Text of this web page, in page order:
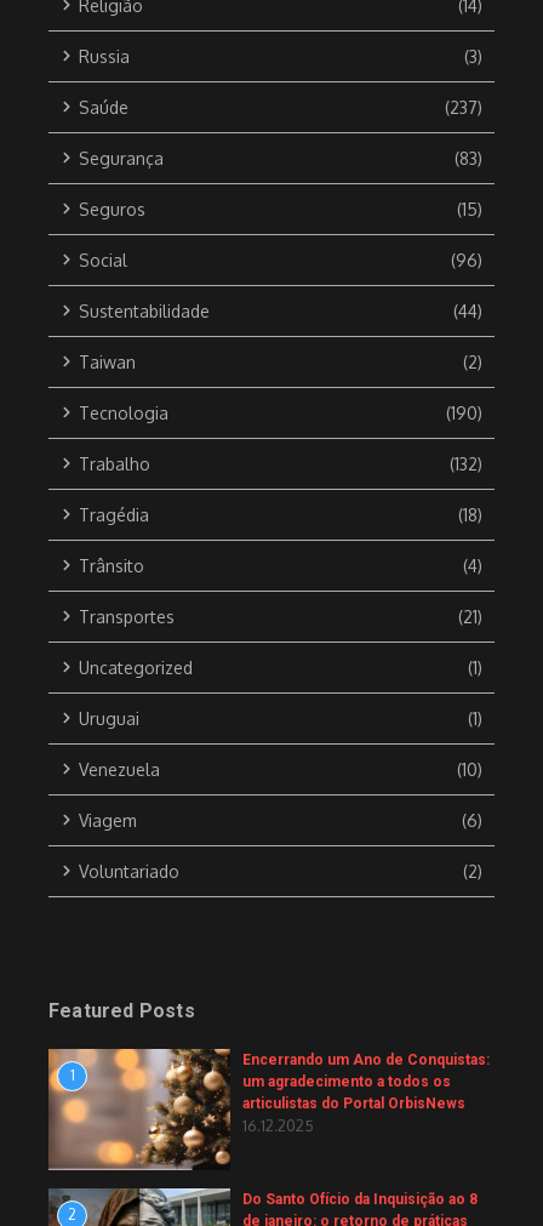
Religião (14)
Russia (3)
Saúde (237)
Segurança (83)
Seguros (15)
Social (96)
Sustentabilidade (44)
Taiwan (2)
Tecnologia (190)
Trabalho (132)
Tragédia (18)
Trânsito (4)
Transportes (21)
Uncategorized (1)
Uruguai (1)
Venezuela (10)
Viagem (6)
Voluntariado (2)
Featured Posts
1
Encerrando um Ano de Conquistas:
um agradecimento a todos os
articulistas do Portal OrbisNews
16.12.2025
2
Do Santo Ofício da Inquisição ao 8
de janeiro: o retorno de práticas